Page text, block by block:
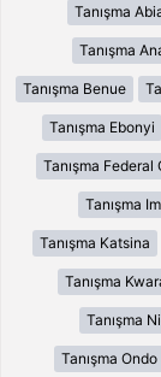
Tanışma
Tanışma
Tanışma Benue
Tanışma Ebonyi
Tanışma
Tanışma
Tanışma Katsina
Tanışma
Tanışma
Tanışma